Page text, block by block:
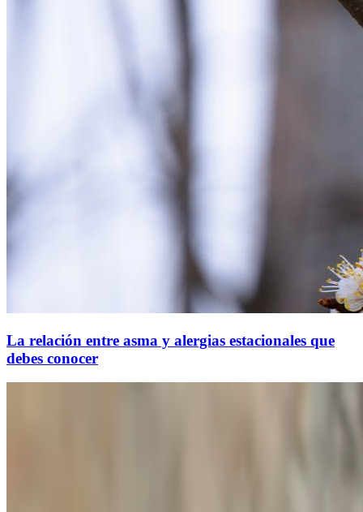
La relación entre asma y alergias estacionales que
debes conocer